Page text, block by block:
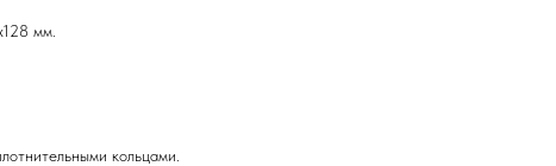
мм.
кольцами.